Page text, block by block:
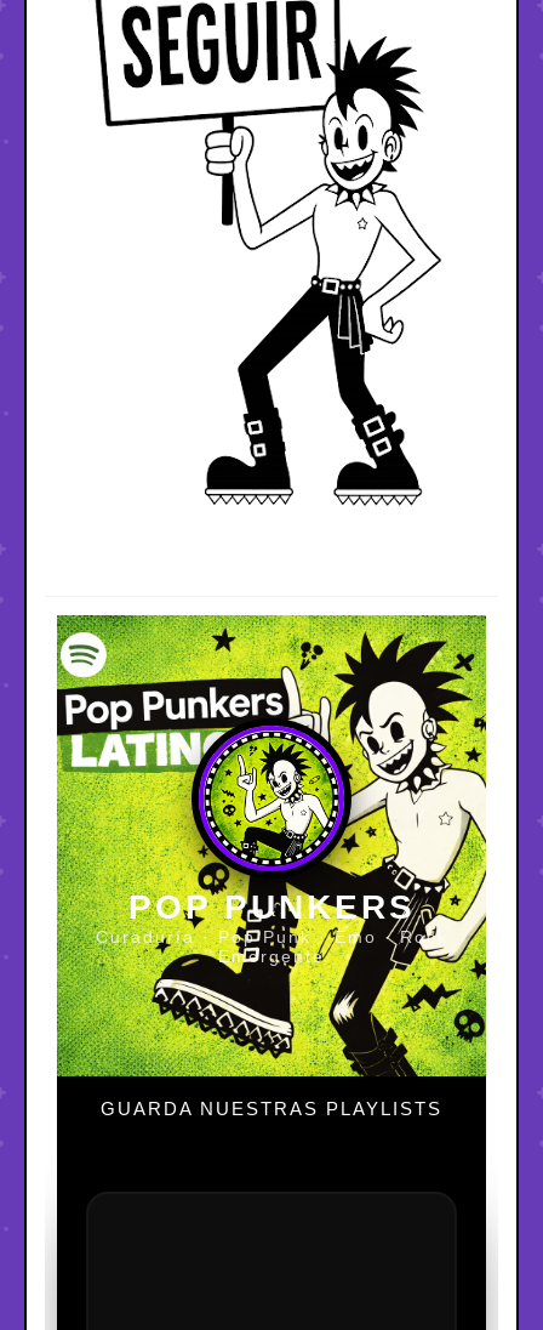
POP PUNKERS
Curaduría · Pop Punk · Emo · Rock
Emergente
GUARDA NUESTRAS PLAYLISTS